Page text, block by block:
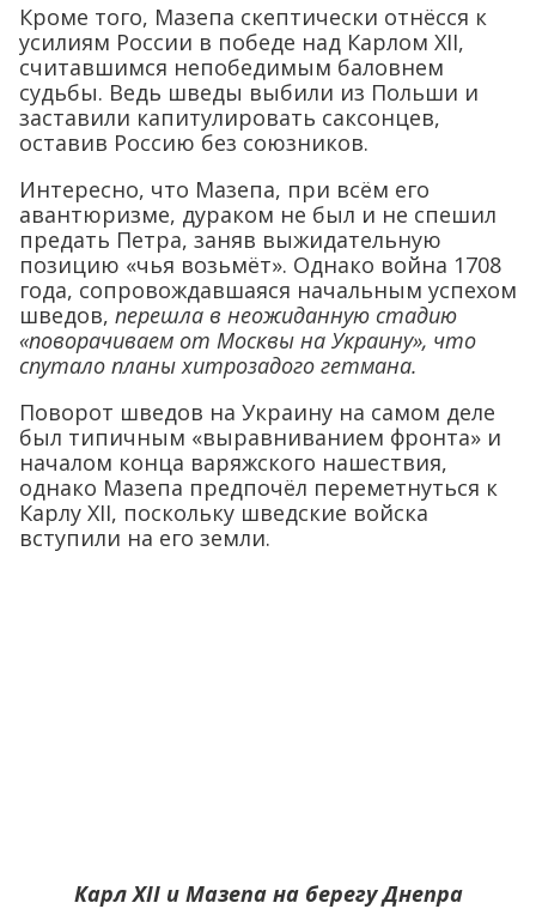
Кроме того, Мазепа скептически отнёсся к
усилиям России в победе над Карлом XII,
считавшимся непобедимым баловнем
судьбы. Ведь шведы выбили из Польши и
заставили капитулировать саксонцев,
оставив Россию без союзников.
Интересно, что Мазепа, при всём его
авантюризме, дураком не был и не спешил
предать Петра, заняв выжидательную
позицию «чья возьмёт». Однако война 1708
года, сопровождавшаяся начальным успехом
шведов, перешла в неожиданную стадию
«поворачиваем от Москвы на Украину», что
спутало планы хитрозадого гетмана.
Поворот шведов на Украину на самом деле
был типичным «выравниванием фронта» и
началом конца варяжского нашествия,
однако Мазепа предпочёл переметнуться к
Карлу XII, поскольку шведские войска
вступили на его земли.
Карл XII и Мазепа на берегу Днепра